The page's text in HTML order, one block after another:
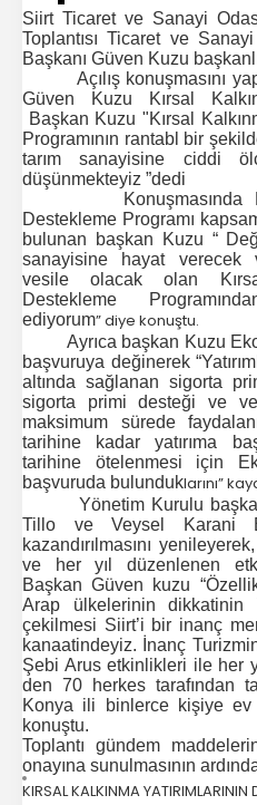
Siirt Ticaret ve Sanayi
Toplantısı Ticaret ve
Başkanı Güven Kuzu
Açılış konuşmasını
Güven Kuzu Kırsal
Başkan Kuzu "Kırsal
Programının rantabl bir
tarım sanayisine ciddi
düşünmekteyiz ”dedi
Konuşmasında
Destekleme Programı
bulunan başkan Kuzu “
sanayisine hayat verecek
vesile olacak olan Kırsal
Destekleme
ediyorum” diye konuştu.
Ayrıca başkan Kuzu
başvuruya değinerek
altında sağlanan sigorta
sigorta primi desteği ve
maksimum sürede
tarihine kadar yatırıma
tarihine ötelenmesi için
başvuruda bulunduklarını”
Yönetim Kurulu başkanı
Tillo ve Veysel Karani
kazandırılmasını
ve her yıl düzenlenen
Başkan Güven kuzu
Arap ülkelerinin dikkatinin
çekilmesi Siirt’i bir inanç
kanaatindeyiz. İnanç
Şebi Arus etkinlikleri ile her
den 70 herkes tarafından
Konya ili binlerce kişiye ev
konuştu.
Toplantı gündem
onayına sunulmasının
KIRSAL KALKINMA YATIRIMLARININ